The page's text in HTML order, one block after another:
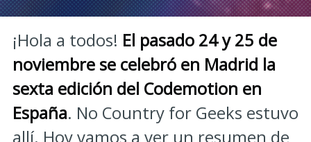
¡Hola a todos! El pasado 24 y 25 de
noviembre se celebró en Madrid la
sexta edición del Codemotion en
España. No Country for Geeks estuvo
allí. Hoy vamos a ver un resumen de